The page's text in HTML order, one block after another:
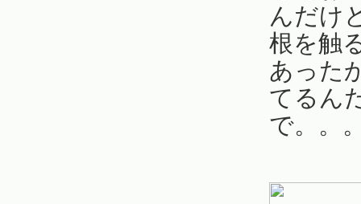
んだけ
根を触
あった
てるん
で。。